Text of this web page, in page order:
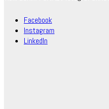
Facebook
Instagram
LinkedIn